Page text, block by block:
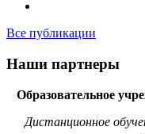
Все публикации
Наши партнеры
Образовательное
Дистанционное